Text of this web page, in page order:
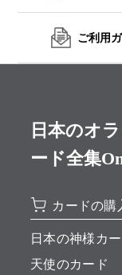
ご利用
日本のオ
ード全集
カードの購
日本の神様カ
天使のカード